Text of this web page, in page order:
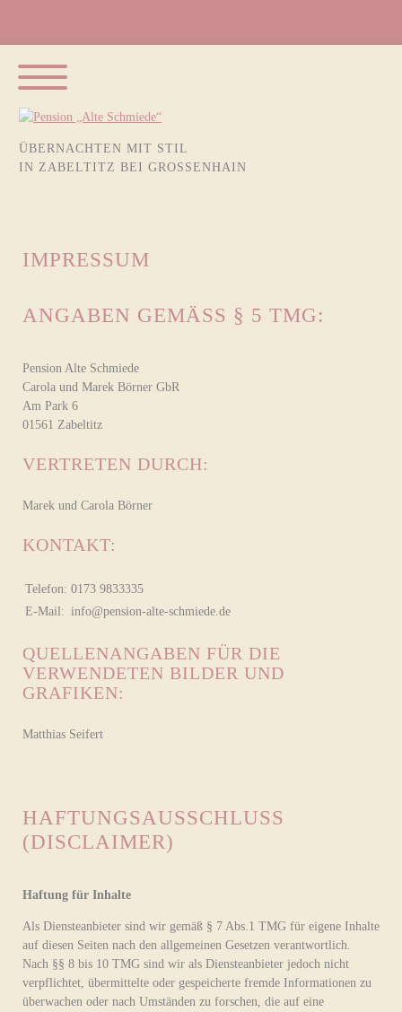
ÜBERNACHTEN MIT STIL
IN ZABELTITZ BEI GROSSENHAIN
Navigation
STARTSEITE
PENSION
IMPRESSUM
ANGABEN GEMÄSS § 5 TMG:
Pension Alte Schmiede
Carola und Marek Börner GbR
Am Park 6
01561 Zabeltitz
VERTRETEN DURCH:
Marek und Carola Börner
KONTAKT:
Telefon: 0173 9833335
E-Mail: info@pension-alte-schmiede.de
QUELLENANGABEN FÜR DIE
VERWENDETEN BILDER UND
GRAFIKEN:
Matthias Seifert
HAFTUNGSAUSSCHLUSS
(DISCLAIMER)
Haftung für Inhalte
Als Diensteanbieter sind wir gemäß § 7 Abs.1 TMG für eigene Inhalte
auf diesen Seiten nach den allgemeinen Gesetzen verantwortlich.
Nach §§ 8 bis 10 TMG sind wir als Diensteanbieter jedoch nicht
verpflichtet, übermittelte oder gespeicherte fremde Informationen zu
überwachen oder nach Umständen zu forschen, die auf eine